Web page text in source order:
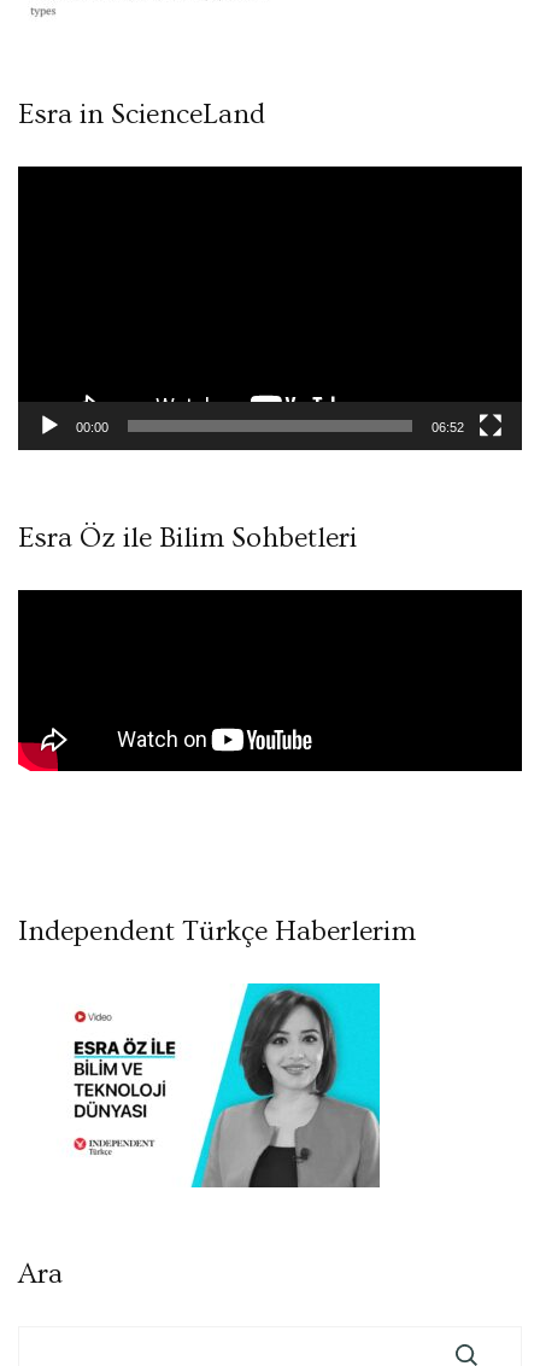
Esra in ScienceLand
00:00 06:52
Esra Öz ile Bilim Sohbetleri
Independent Türkçe Haberlerim
Ara